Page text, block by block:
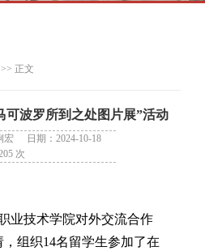
>> 正文
可波罗所到之处图片展”活动
宏
日期：2024-10-18
次
业技术学院对外交流合作
组织14名留学生参加了在